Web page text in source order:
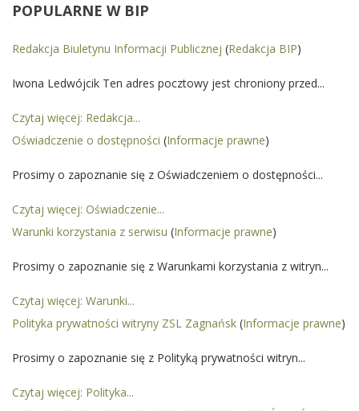
POPULARNE W BIP
Redakcja Biuletynu Informacji Publicznej (Redakcja BIP)
Iwona Ledwójcik Ten adres pocztowy jest chroniony przed...
Czytaj więcej: Redakcja...
Oświadczenie o dostępności (Informacje prawne)
Prosimy o zapoznanie się z Oświadczeniem o dostępności...
Czytaj więcej: Oświadczenie...
Warunki korzystania z serwisu (Informacje prawne)
Prosimy o zapoznanie się z Warunkami korzystania z witryn...
Czytaj więcej: Warunki...
Polityka prywatności witryny ZSL Zagnańsk (Informacje prawne)
Prosimy o zapoznanie się z Polityką prywatności witryn...
Czytaj więcej: Polityka...